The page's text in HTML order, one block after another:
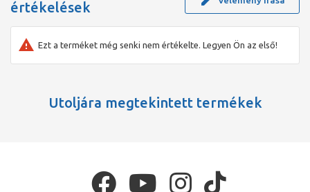
értékelések
Ezt a terméket még senki nem értékelte. Legyen Ön az első!
Utoljára megtekintett termékek